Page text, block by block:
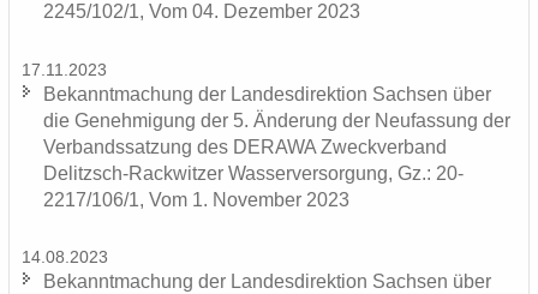
2245/102/1, Vom 04. De­zem­ber 2023
17.11.2023
Be­kannt­ma­chung der Lan­des­di­rek­ti­on Sach­sen über
die Ge­neh­mi­gung der 5. Än­de­rung der Neu­fas­sung der
Ver­bands­sat­zung des DERA­WA Zweck­ver­band
Delitzsch-​Rackwitzer Was­ser­ver­sor­gung, Gz.: 20-
2217/106/1, Vom 1. No­vem­ber 2023
14.08.2023
Be­kannt­ma­chung der Lan­des­di­rek­ti­on Sach­sen über